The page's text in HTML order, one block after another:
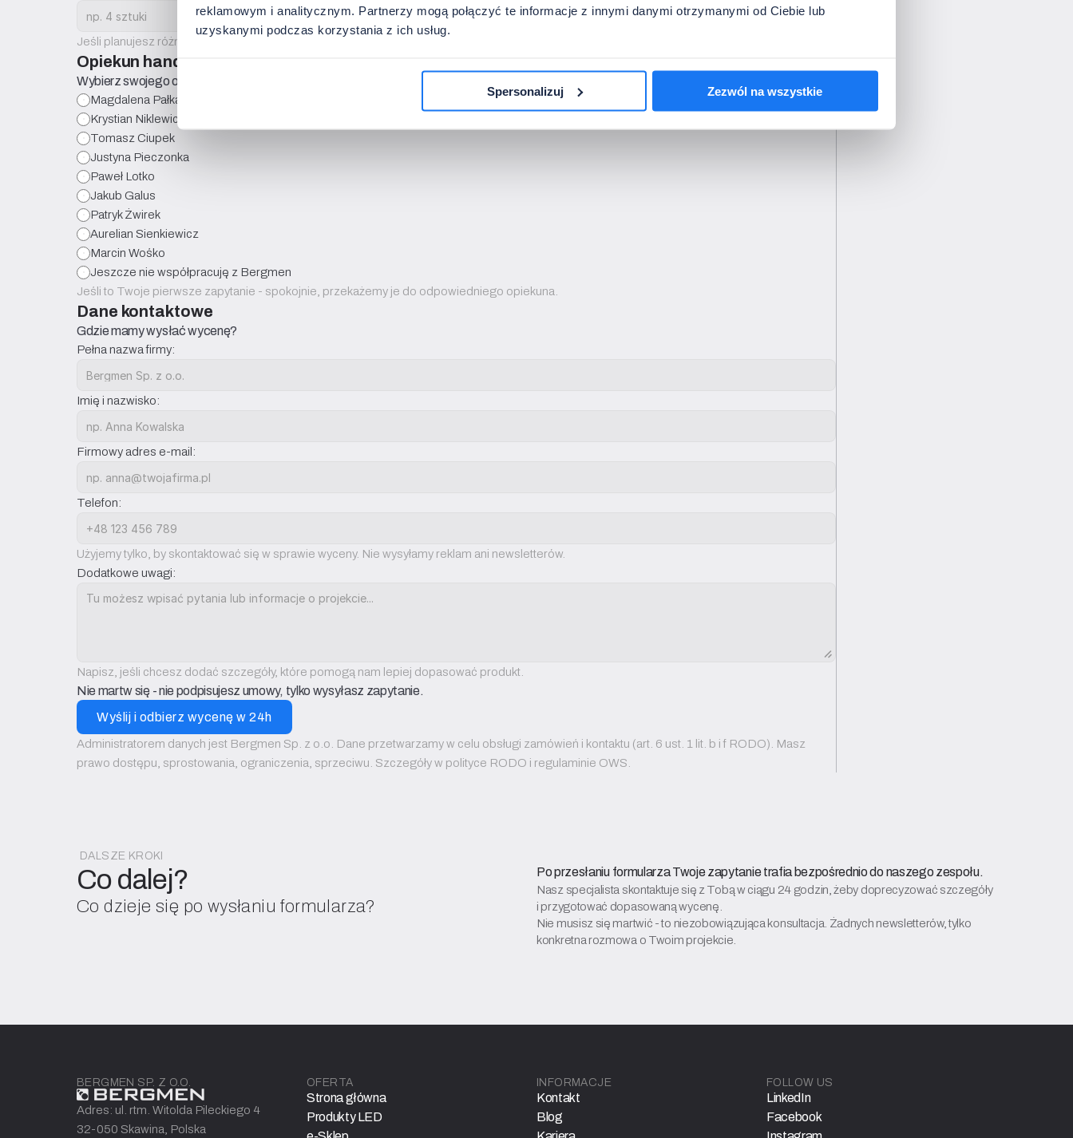
reklamowym i analitycznym. Partnerzy mogą połączyć te informacje z innymi danymi otrzymanymi od Ciebie lub
uzyskanymi podczas korzystania z ich usług.
Spersonalizuj Zezwól na wszystkie
Jeśli planujesz różne formaty lub modele, wypełnij osobny formularz dla każdej z nich. Nie jesteś jeszcze pewien ilości? Podaj przybliżoną liczbę - dostosujemy ofertę.
Opiekun handlowy
Wybierz swojego opiekuna handlowego (jeśli już z nami współpracujesz).
Magdalena Pałka
Krystian Niklewicz
Tomasz Ciupek
Justyna Pieczonka
Paweł Lotko
Jakub Galus
Patryk Żwirek
Aurelian Sienkiewicz
Marcin Wośko
Jeszcze nie współpracuję z Bergmen
Jeśli to Twoje pierwsze zapytanie - spokojnie, przekażemy je do odpowiedniego opiekuna.
Dane kontaktowe
Gdzie mamy wysłać wycenę?
Pełna nazwa firmy:
Imię i nazwisko:
Firmowy adres e-mail:
Telefon:
Użyjemy tylko, by skontaktować się w sprawie wyceny. Nie wysyłamy reklam ani newsletterów.
Dodatkowe uwagi:
Napisz, jeśli chcesz dodać szczegóły, które pomogą nam lepiej dopasować produkt.
Nie martw się - nie podpisujesz umowy, tylko wysyłasz zapytanie.
Wyślij i odbierz wycenę w 24h
Administratorem danych jest Bergmen Sp. z o.o. Dane przetwarzamy w celu obsługi zamówień i kontaktu (art. 6 ust. 1 lit. b i f RODO). Masz
prawo dostępu, sprostowania, ograniczenia, sprzeciwu. Szczegóły w polityce RODO i regulaminie OWS.
DALSZE KROKI
Co dalej?
Co dzieje się po wysłaniu formularza?
Po przesłaniu formularza Twoje zapytanie trafia bezpośrednio do naszego zespołu.
Nasz specjalista skontaktuje się z Tobą w ciągu 24 godzin, żeby doprecyzować szczegóły
i przygotować dopasowaną wycenę.
Nie musisz się martwić - to niezobowiązująca konsultacja. Żadnych newsletterów, tylko
konkretna rozmowa o Twoim projekcie.
BERGMEN SP. Z O.O.
Adres: ul. rtm. Witolda Pileckiego 4
32-050 Skawina, Polska
OFERTA
Strona główna
Produkty LED
INFORMACJE
Kontakt
Blog
FOLLOW US
LinkedIn
Facebook